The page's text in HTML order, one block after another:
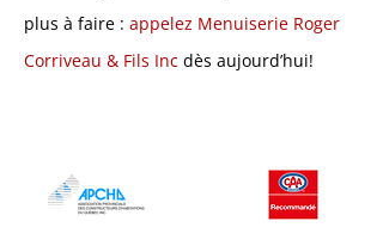
plus à faire : appelez Menuiserie Roger
Corriveau & Fils Inc dès aujourd’hui!